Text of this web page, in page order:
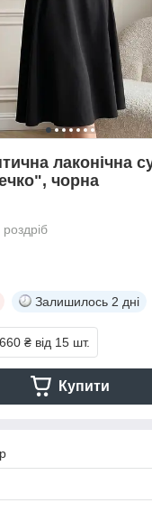
лаконічна
чорна
роздріб
Залишилось 2 дні
660 ₴ від 15 шт.
Купити